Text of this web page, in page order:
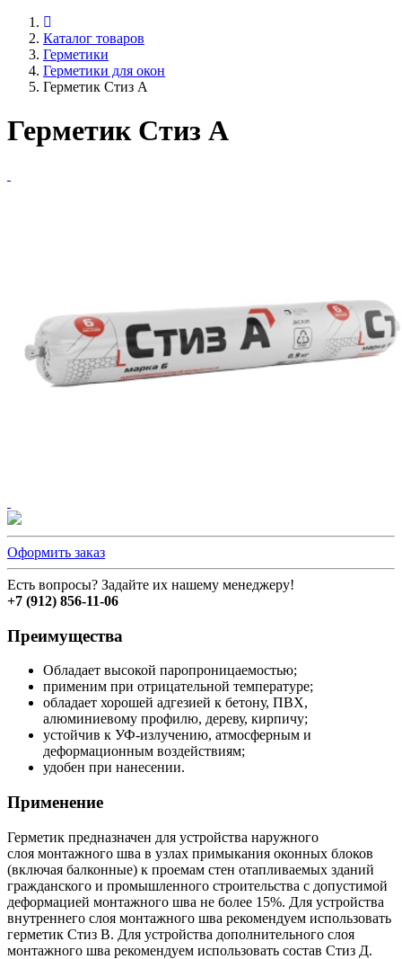
Каталог товаров
Герметики
Герметики для окон
Герметик Стиз А
Герметик Стиз А
Оформить заказ
Есть вопросы? Задайте их нашему менеджеру!
+7 (912) 856-11-06
Преимущества
Обладает высокой паропроницаемостью;
применим при отрицательной температуре;
обладает хорошей адгезией к бетону, ПВХ,
алюминиевому профилю, дереву, кирпичу;
устойчив к УФ-излучению, атмосферным и
деформационным воздействиям;
удобен при нанесении.
Применение
Герметик предназначен для устройства наружного
слоя монтажного шва в узлах примыкания оконных блоков
(включая балконные) к проемам стен отапливаемых зданий
гражданского и промышленного строительства с допустимой
деформацией монтажного шва не более 15%. Для устройства
внутреннего слоя монтажного шва рекомендуем использовать
герметик Стиз В. Для устройства дополнительного слоя
монтажного шва рекомендуем использовать состав Стиз Д.